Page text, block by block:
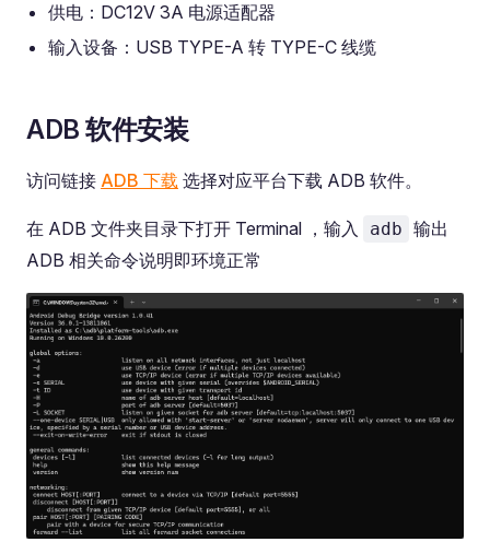
供电：DC12V 3A 电源适配器
输入设备：USB TYPE-A 转 TYPE-C 线缆
ADB 软件安装
访问链接 ADB 下载 选择对应平台下载 ADB 软件。
在 ADB 文件夹目录下打开 Terminal ，输入 adb 输出
ADB 相关命令说明即环境正常